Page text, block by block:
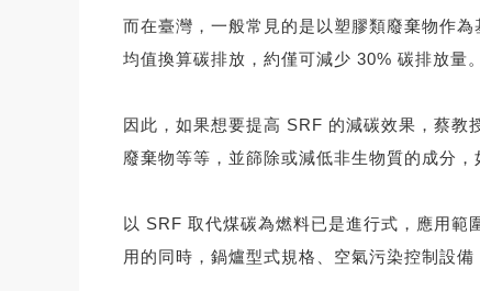
而在臺灣，一般常見的是以塑膠類廢棄物作
均值換算碳排放，約僅可減少 30% 碳排放量。
因此，如果想要提高 SRF 的減碳效果，蔡教
廢棄物等等，並篩除或減低非生物質的成分
以 SRF 取代煤碳為燃料已是進行式，應用
用的同時，鍋爐型式規格、空氣污染控制設備